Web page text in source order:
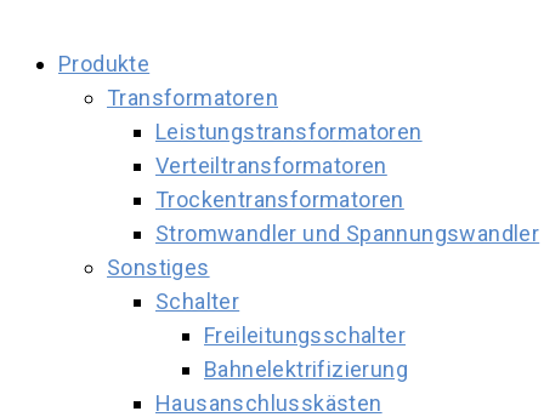
Produkte
Transformatoren
Leistungstransformatoren
Verteiltransformatoren
Trockentransformatoren
Stromwandler und Spannungswandler
Sonstiges
Schalter
Freileitungsschalter
Bahnelektrifizierung
Hausanschlusskästen